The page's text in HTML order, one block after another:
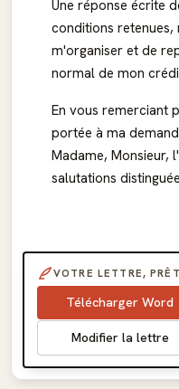
Une réponse écrite
conditions
m'organiser et de
normal de mon
En vous remerciant
portée à ma
Madame, Monsieur,
salutations
VOTRE LETTRE,
Télécharger Word
Modifier la lettre